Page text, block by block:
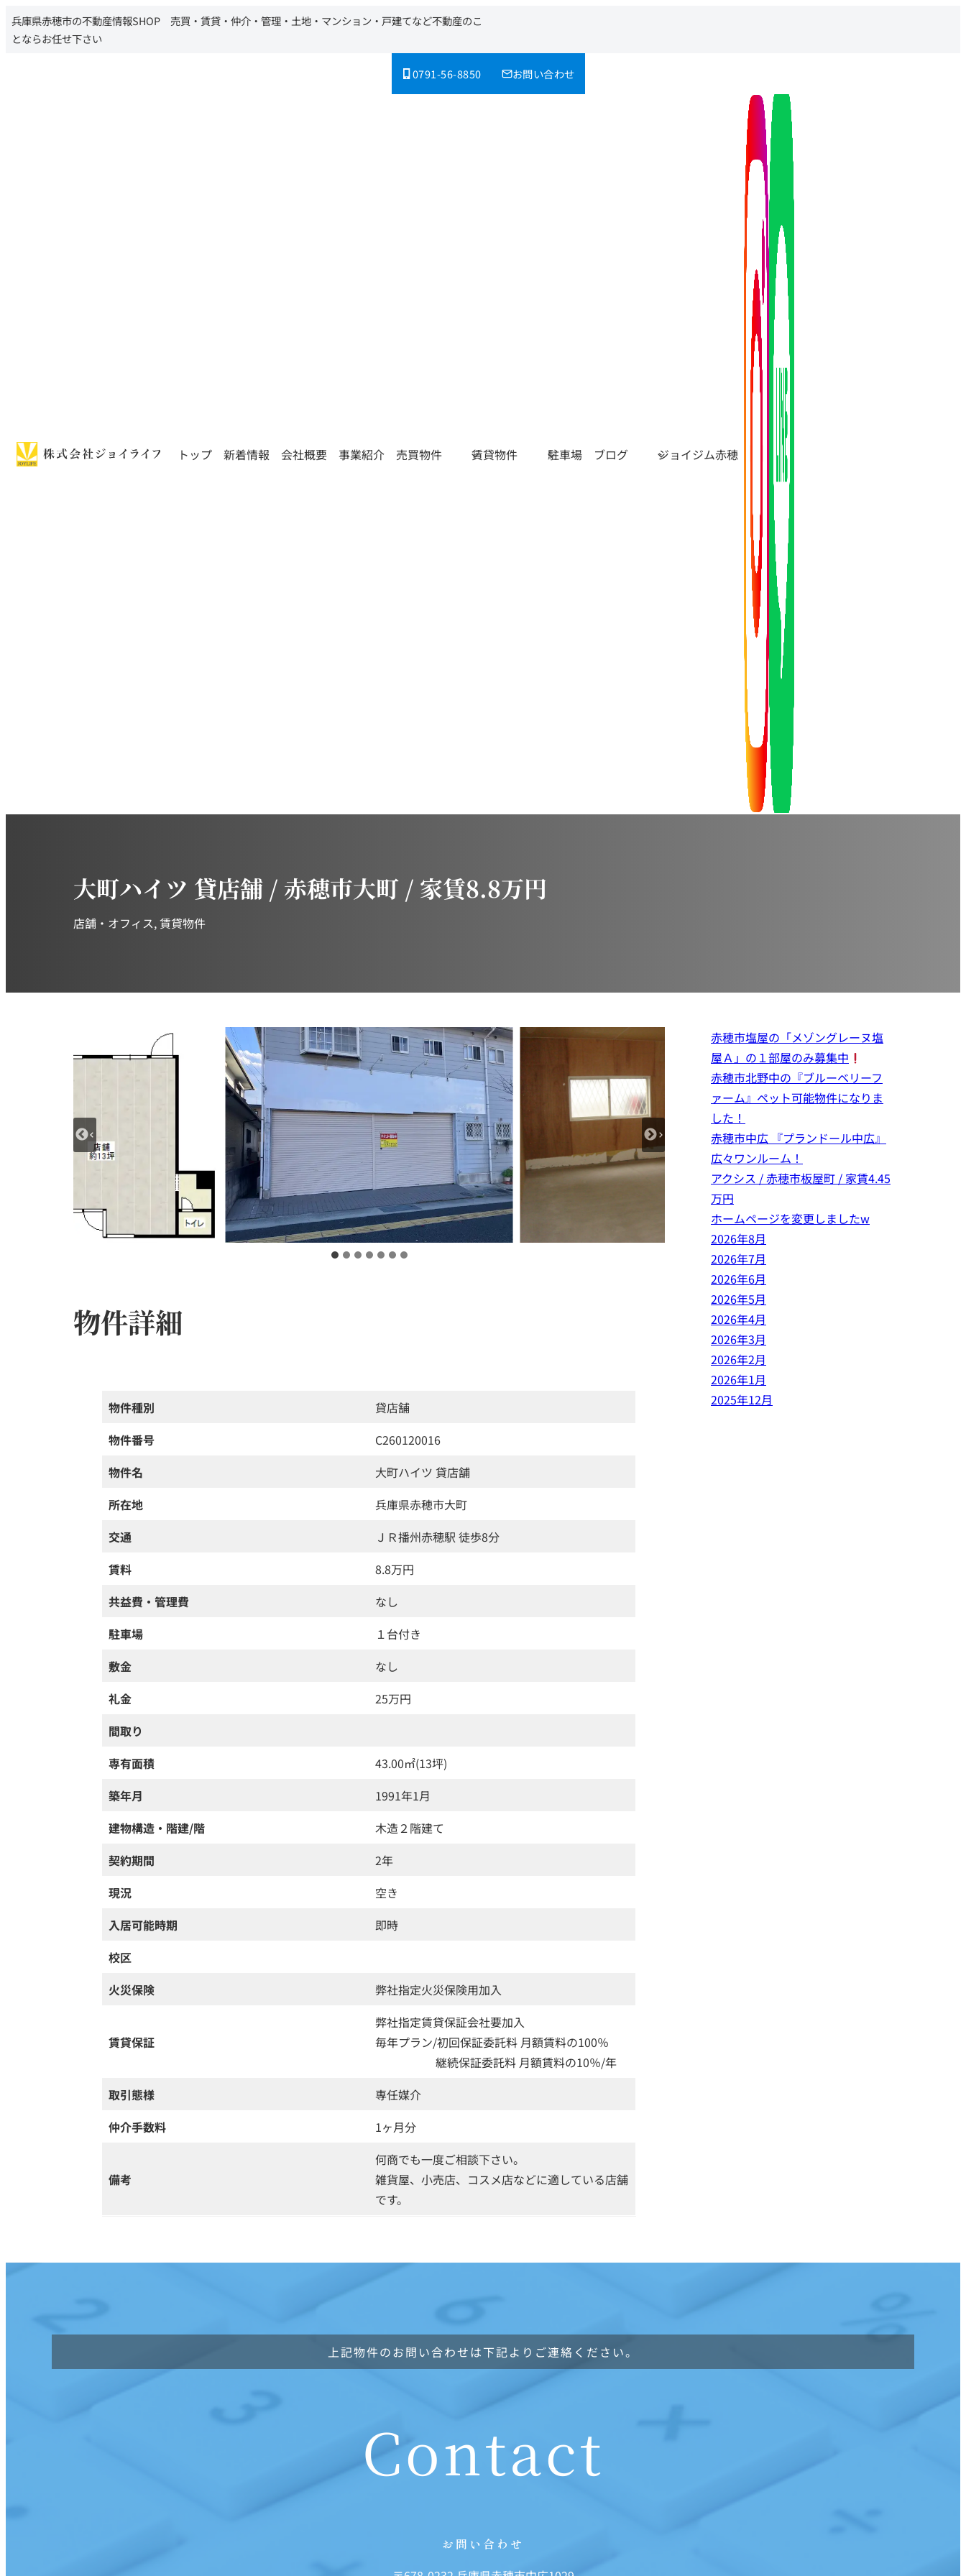
兵庫県赤穂市の不動産情報SHOP 売買・賃貸・仲介・管理・土地・マンション・戸建てなど不動産のこ
とならお任せ下さい
0791-56-8850 お問い合わせ
トップ 新着情報 会社概要 事業紹介 売買物件 賃貸物件 駐車場 ブログ ジョイジム赤穂
大町ハイツ 貸店舗 / 赤穂市大町 / 家賃8.8万円
店舗・オフィス, 賃貸物件
物件詳細
物件種別
貸店舗
物件番号
C260120016
物件名
大町ハイツ 貸店舗
所在地
兵庫県赤穂市大町
交通
ＪＲ播州赤穂駅 徒歩8分
賃料
8.8万円
共益費・管理費
なし
駐車場
１台付き
敷金
なし
礼金
25万円
間取り
専有面積
43.00㎡(13坪)
築年月
1991年1月
建物構造・階建/階
木造２階建て
契約期間
2年
現況
空き
入居可能時期
即時
校区
火災保険
弊社指定火災保険用加入
賃貸保証
弊社指定賃貸保証会社要加入
毎年プラン/初回保証委託料 月額賃料の100％
継続保証委託料 月額賃料の10％/年
取引態様
専任媒介
仲介手数料
1ヶ月分
備考
何商でも一度ご相談下さい。
雑貨屋、小売店、コスメ店などに適している店舗
です。
赤穂市塩屋の「メゾングレーヌ塩
屋Ａ」の１部屋のみ募集中
赤穂市北野中の『ブルーベリーフ
ァーム』ペット可能物件になりま
した！
赤穂市中広 『プランドール中広』
広々ワンルーム！
アクシス / 赤穂市板屋町 / 家賃4.45
万円
ホームページを変更しましたw
2026年8月
2026年7月
2026年6月
2026年5月
2026年4月
2026年3月
2026年2月
2026年1月
2025年12月
上記物件のお問い合わせは下記よりご連絡ください。
Contact
お問い合わせ